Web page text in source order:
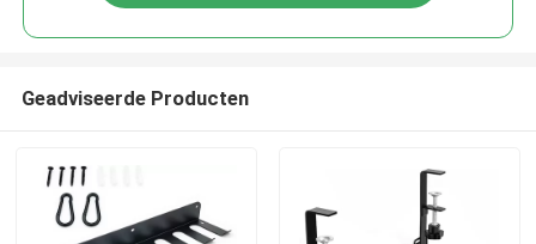
Geadviseerde Producten